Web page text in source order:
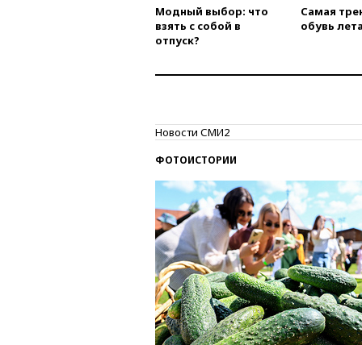
Модный выбор: что
взять с собой в
отпуск?
Самая
обувь
Новости СМИ2
ФОТОИСТОРИИ